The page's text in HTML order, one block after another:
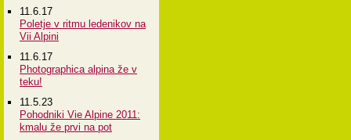
11.6.17
Poletje v ritmu ledenikov na
Vii Alpini
11.6.17
Photographica alpina že v
teku!
11.5.23
Pohodniki Vie Alpine 2011:
kmalu že prvi na pot